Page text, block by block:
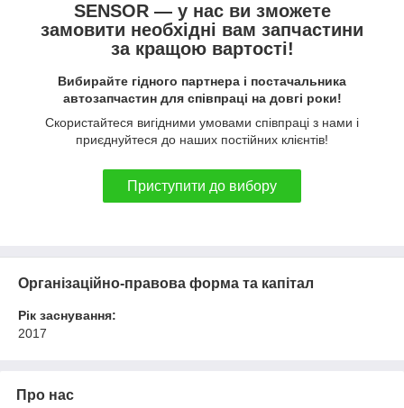
SENSOR — у нас ви зможете
замовити необхідні вам запчастини
за кращою вартості!
Вибирайте гідного партнера і постачальника
автозапчастин для співпраці на довгі роки!
Скористайтеся вигідними умовами співпраці з нами і
приєднуйтеся до наших постійних клієнтів!
Приступити до вибору
Організаційно-правова форма та капітал
Рік заснування:
2017
Про нас